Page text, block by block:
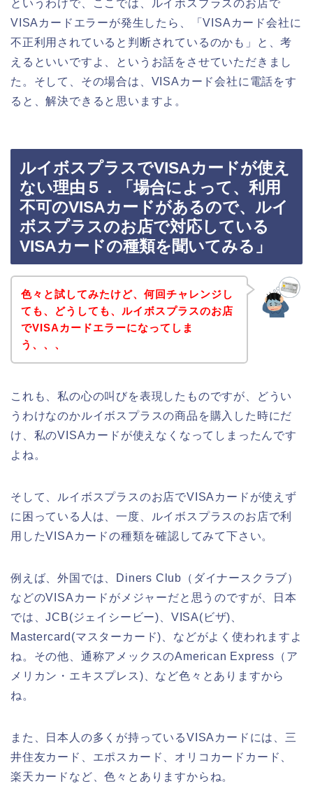
というわけで、ここでは、ルイボスプラスのお店で
VISAカードエラーが発生したら、「VISAカード会社に
不正利用されていると判断されているのかも」と、考
えるといいですよ、というお話をさせていただきまし
た。そして、その場合は、VISAカード会社に電話をす
ると、解決できると思いますよ。
ルイボスプラスでVISAカードが使え
ない理由５．「場合によって、利用
不可のVISAカードがあるので、ルイ
ボスプラスのお店で対応している
VISAカードの種類を聞いてみる」
色々と試してみたけど、何回チャレンジし
ても、どうしても、ルイボスプラスのお店
でVISAカードエラーになってしま
う、、、
これも、私の心の叫びを表現したものですが、どうい
うわけなのかルイボスプラスの商品を購入した時にだ
け、私のVISAカードが使えなくなってしまったんです
よね。
そして、ルイボスプラスのお店でVISAカードが使えず
に困っている人は、一度、ルイボスプラスのお店で利
用したVISAカードの種類を確認してみて下さい。
例えば、外国では、Diners Club（ダイナースクラブ）
などのVISAカードがメジャーだと思うのですが、日本
では、JCB(ジェイシービー)、VISA(ビザ)、
Mastercard(マスターカード)、などがよく使われますよ
ね。その他、通称アメックスのAmerican Express（ア
メリカン・エキスプレス)、など色々とありますから
ね。
また、日本人の多くが持っているVISAカードには、三
井住友カード、エポスカード、オリコカードカード、
楽天カードなど、色々とありますからね。